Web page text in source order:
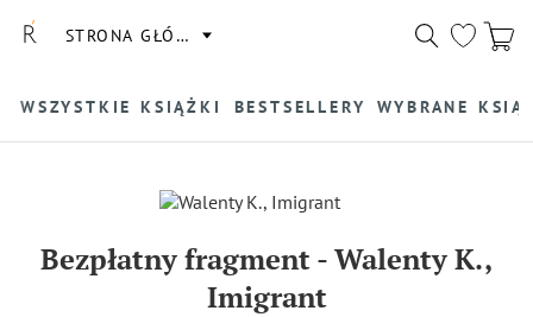
STRONA GŁÓWNA
WSZYSTKIE KSIĄŻKI BESTSELLERY WYBRANE
Bezpłatny fragment-Walenty K.,
Imigrant